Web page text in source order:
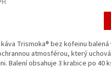
Trismoka® bez kofeinu balená
atmosférou, který uchová
Balení obsahuje 3 krabice po 40